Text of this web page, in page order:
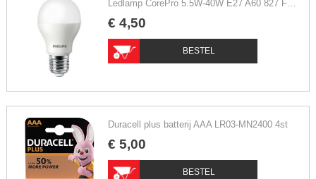
€ 4,50
BESTEL
Duracell plus batterij AAA LR03-MN2400 4st
€ 5,00
BESTEL